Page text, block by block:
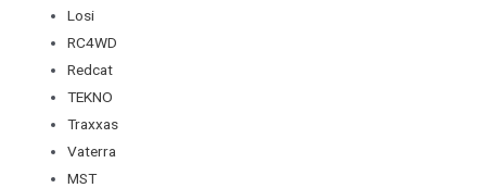
Losi
RC4WD
Redcat
TEKNO
Traxxas
Vaterra
MST